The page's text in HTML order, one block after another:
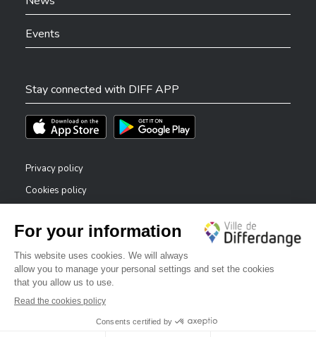
Events
Stay connected with DIFF APP
Téléchargez l'app sur l'App StoreTéléchargez l'app sur Play Store
Privacy policy
Cookies policy
Accessibility statement
Reporting system — whistleblowers
✕
Bonjour, comment puis-je vous aider ?